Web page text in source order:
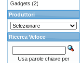
Gadgets (2)
Produttori
Ricerca Veloce
Usa parole chiave per